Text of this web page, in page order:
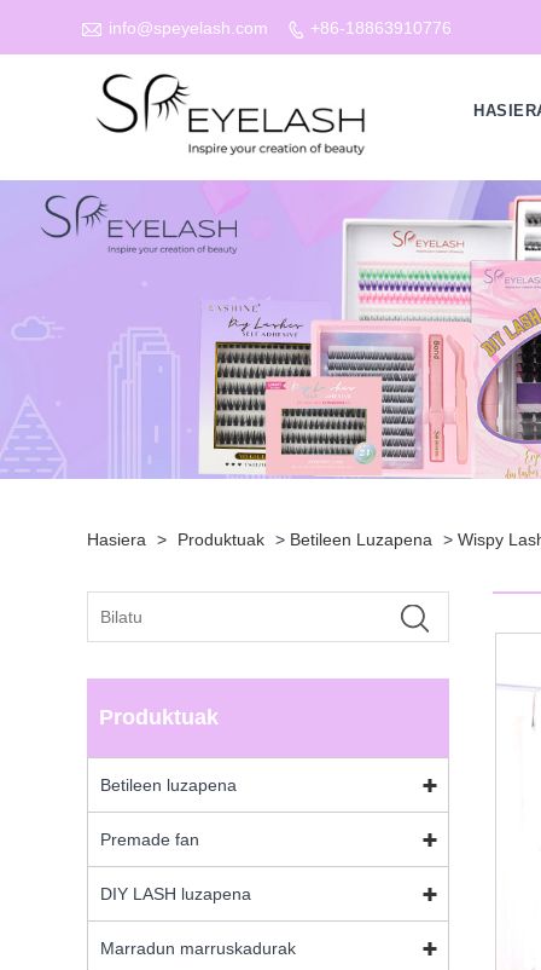
 info@speyelash.com  +86-18863910776
Hasiera > Produktuak > Betileen Luzapena > Wispy
Produktuak
Betileen luzapena
Premade fan
DIY LASH luzapena
Marradun marruskadurak